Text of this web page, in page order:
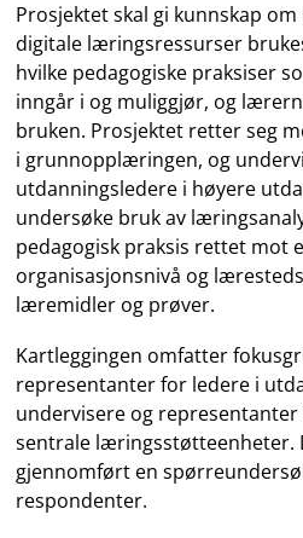
Prosjektet skal gi kunnskap
digitale læringsressurser
hvilke pedagogiske praksiser
inngår i og muliggjør, og
bruken. Prosjektet retter seg
i grunnopplæringen, og
utdanningsledere i høyere
undersøke bruk av
pedagogisk praksis rettet mot
organisasjonsnivå og
læremidler og prøver.
Kartleggingen omfatter
representanter for ledere i
undervisere og
sentrale læringsstøtteenheter.
gjennomført en
respondenter.